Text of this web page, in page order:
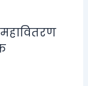
महावितरण